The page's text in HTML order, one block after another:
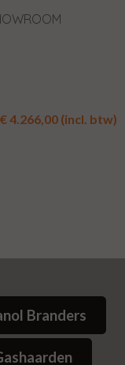
€ 4.266,00 (incl. btw)
Branders